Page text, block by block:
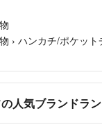
› ハンカチ/ポケット
人気ブランドラ